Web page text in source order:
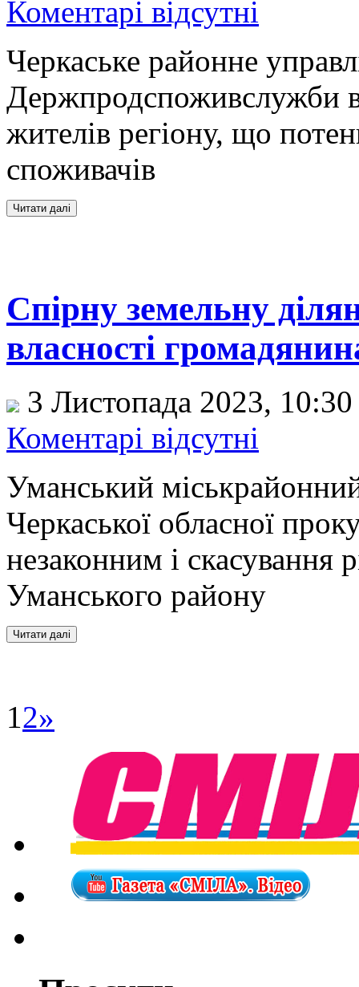
Коментарі відсутні
Черкаське районне
Держпродспоживслужби в
жителів регіону, що
споживачів
Спірну земельну
власності
3 Листопада 2023,
Коментарі відсутні
Уманський
Черкаської обласної
незаконним і скасування
Уманського району
12»